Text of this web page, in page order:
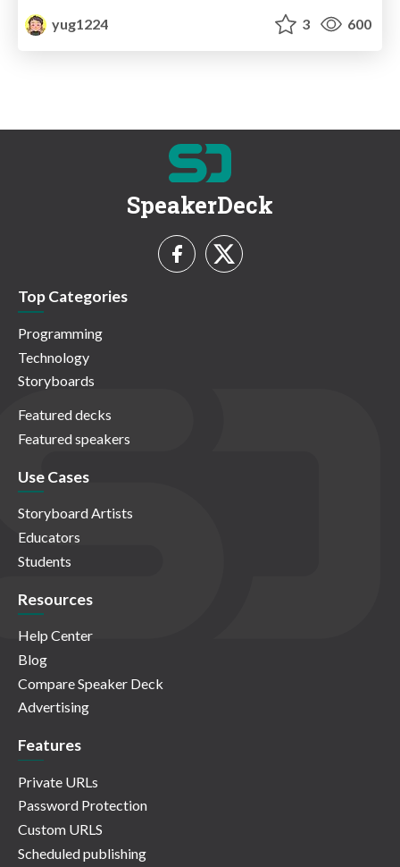
yug1224
3 600
SpeakerDeck
Top Categories
Programming
Technology
Storyboards
Featured decks
Featured speakers
Use Cases
Storyboard Artists
Educators
Students
Resources
Help Center
Blog
Compare Speaker Deck
Advertising
Features
Private URLs
Password Protection
Custom URLS
Scheduled publishing